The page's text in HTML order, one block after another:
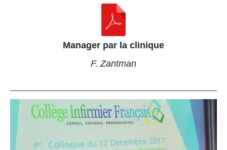
Manager par la clinique
F. Zantman